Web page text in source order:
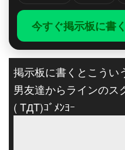
今すぐ掲示板に書く
掲示板に書くとこうい
男友達からラインのス
( TДT)ｺﾞﾒﾝﾖｰ